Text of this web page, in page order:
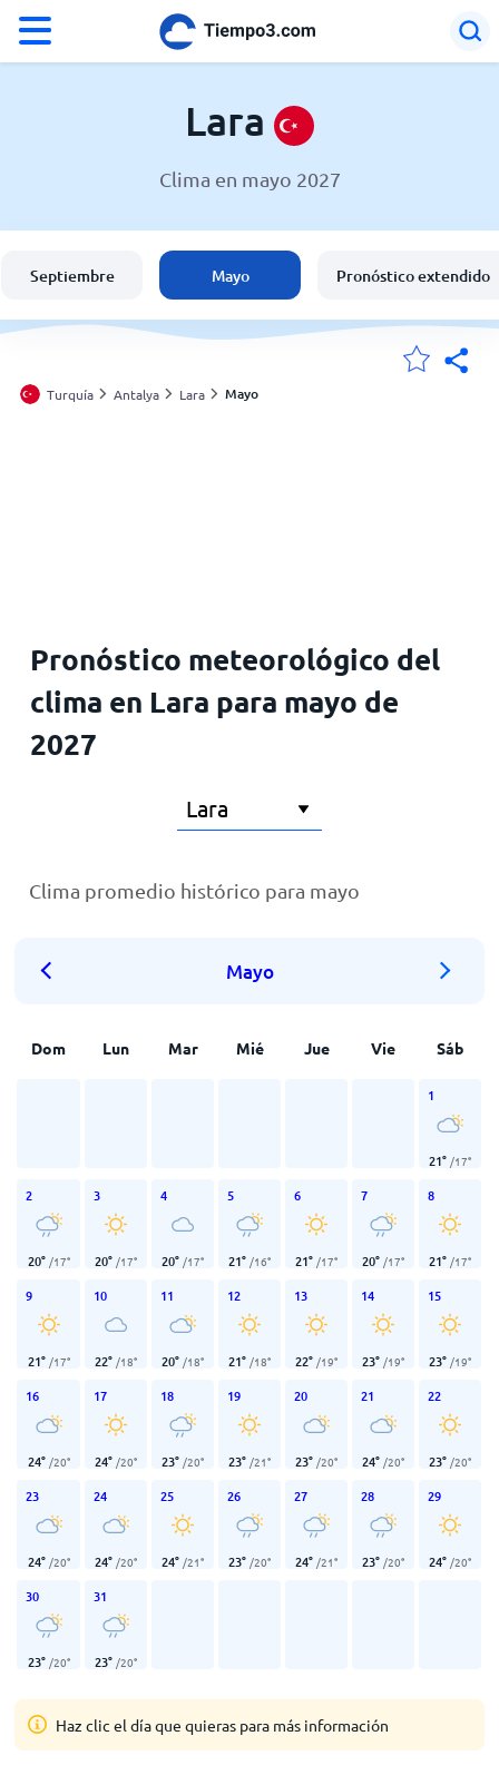
España
Argentina
Lara
Clima en mayo 2027
Septiembre Mayo Pronóstico extendido
Turquía Antalya Lara Mayo
Pronóstico meteorológico del
clima en Lara para mayo de
2027
Clima promedio histórico para mayo
Mayo
Dom Lun Mar Mié Jue Vie Sáb
1
21° /17°
2
20° /17°
3
20° /17°
4
20° /17°
5
21° /16°
6
21° /17°
7
20° /17°
8
21° /17°
9
21° /17°
10
22° /18°
11
20° /18°
12
21° /18°
13
22° /19°
14
23° /19°
15
23° /19°
16
24° /20°
17
24° /20°
18
23° /20°
19
23° /21°
20
23° /20°
21
24° /20°
22
23° /20°
23
24° /20°
24
24° /20°
25
24° /21°
26
23° /20°
27
24° /21°
28
23° /20°
29
24° /20°
30
23° /20°
31
23° /20°
Haz clic el día que quieras para más información